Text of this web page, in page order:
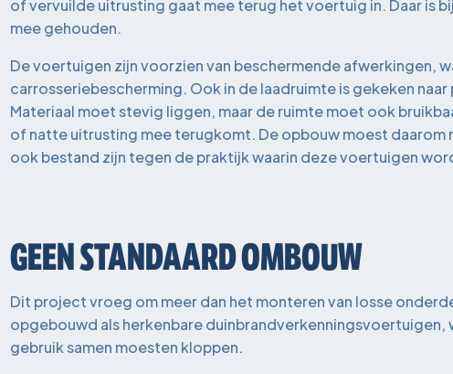
of vervuilde uitrusting gaat mee terug het voertuig in. Daar is
mee gehouden.
De voertuigen zijn voorzien van beschermende afwerkingen,
carrosseriebescherming. Ook in de laadruimte is gekeken
Materiaal moet stevig liggen, maar de ruimte moet ook
of natte uitrusting mee terugkomt. De opbouw moest daarom
ook bestand zijn tegen de praktijk waarin deze voertuigen
GEEN STANDAARD OMBOUW
Dit project vroeg om meer dan het monteren van losse
opgebouwd als herkenbare duinbrandverkenningsvoertuigen,
gebruik samen moesten kloppen.